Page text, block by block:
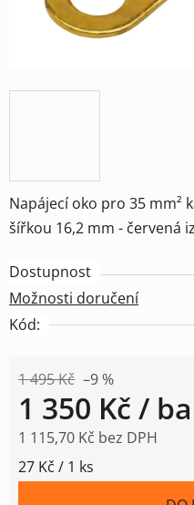
Napájecí oko pro 35 mm²
šířkou 16,2 mm - červená
Dostupnost
Možnosti doručení
Kód:
1 495 Kč –9 %
1 350 Kč /
1 115,70 Kč bez DPH
Měrná cena:
27 Kč / 1 ks